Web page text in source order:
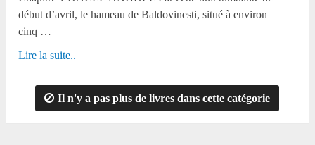
début d’avril, le hameau de Baldovinesti, situé à environ
cinq …
Lire la suite..
Il n'y a pas plus de livres dans cette catégorie